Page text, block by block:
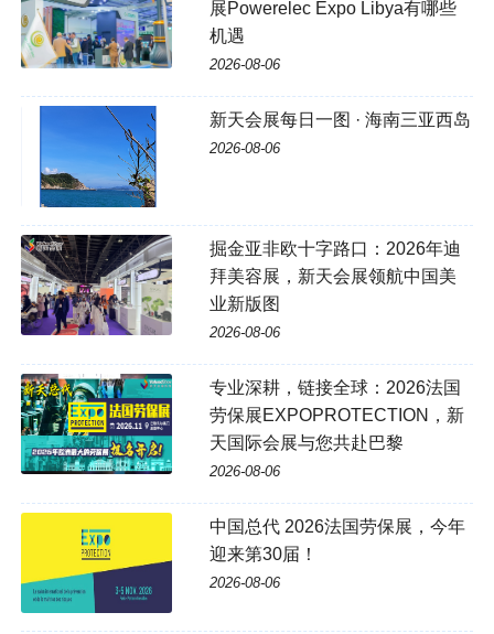
展Powerelec Expo Libya有哪些
机遇
2026-08-06
新天会展每日一图 · 海南三亚西岛
2026-08-06
掘金亚非欧十字路口：2026年迪
拜美容展，新天会展领航中国美
业新版图
2026-08-06
专业深耕，链接全球：2026法国
劳保展EXPOPROTECTION，新
天国际会展与您共赴巴黎
2026-08-06
中国总代 2026法国劳保展，今年
迎来第30届！
2026-08-06